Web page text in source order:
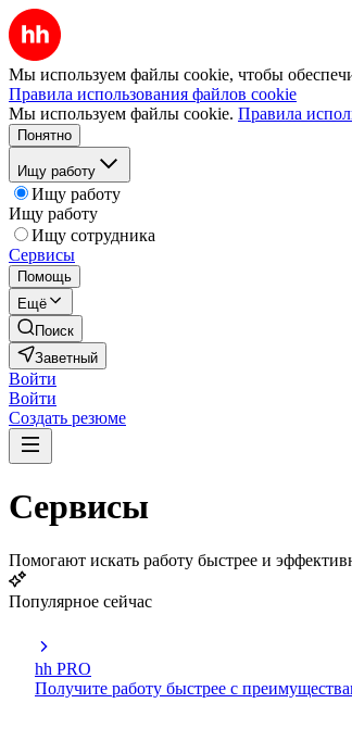
Мы используем файлы cookie, чтобы
Правила использования файлов cookie
Мы используем файлы cookie. Правила
Понятно
Ищу работу
Ищу работу
Ищу работу
Ищу сотрудника
Сервисы
Помощь
Ещё
Поиск
Заветный
Войти
Войти
Создать резюме
Сервисы
Помогают искать работу быстрее и
Популярное сейчас
hh PRO
Получите работу быстрее с